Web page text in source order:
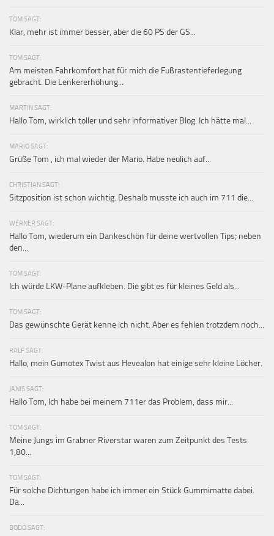
TOM SAGT:
Klar, mehr ist immer besser, aber die 60 PS der GS...
TOM SAGT:
Am meisten Fahrkomfort hat für mich die Fußrastentieferlegung
gebracht. Die Lenkererhöhung...
MARTIN SAGT:
Hallo Tom, wirklich toller und sehr informativer Blog. Ich hätte mal...
MARIO SAGT:
Grüße Tom , ich mal wieder der Mario. Habe neulich auf...
CHRISTIAN SAGT:
Sitzposition ist schon wichtig. Deshalb musste ich auch im 711 die...
WERNER SAGT:
Hallo Tom, wiederum ein Dankeschön für deine wertvollen Tips; neben
den...
TOM SAGT:
Ich würde LKW-Plane aufkleben. Die gibt es für kleines Geld als...
TOM SAGT:
Das gewünschte Gerät kenne ich nicht. Aber es fehlen trotzdem noch...
RALF SAGT:
Hallo, mein Gumotex Twist aus Hevealon hat einige sehr kleine Löcher.
JANIS SAGT:
Hallo Tom, Ich habe bei meinem 711er das Problem, dass mir...
TOM SAGT:
Meine Jungs im Grabner Riverstar waren zum Zeitpunkt des Tests
1,80...
TOM SAGT:
Für solche Dichtungen habe ich immer ein Stück Gummimatte dabei.
Da...
BODO SAGT: